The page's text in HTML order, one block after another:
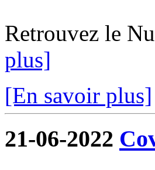
Retrouvez le
plus]
[En savoir plus]
21-06-2022